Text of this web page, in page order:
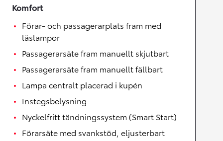
Komfort
Förar- och passagerarplats fram med
läslampor
Passagerarsäte fram manuellt skjutbart
Passagerarsäte fram manuellt fällbart
Lampa centralt placerad i kupén
Instegsbelysning
Nyckelfritt tändningssystem (Smart Start)
Förarsäte med svankstöd, eljusterbart